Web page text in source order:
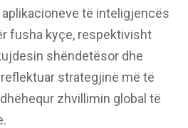
të inteligjencës
fusha kyçe, respektivisht
shëndetësor dhe
strategjinë më të
zhvillimin global të